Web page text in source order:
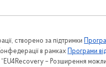
створено за підтримки
в рамках Програми
– Розширення